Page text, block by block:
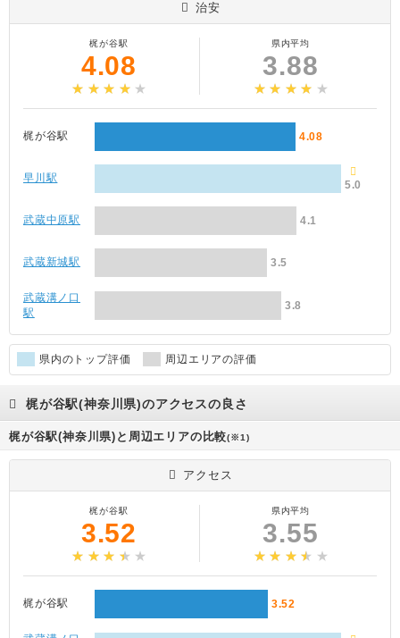
治安
梶が谷駅
4.08
県内平均
3.88
梶が谷駅 4.08
早川駅
5.0
武蔵中原駅 4.1
武蔵新城駅 3.5
武蔵溝ノ口
駅
3.8
県内のトップ評価 周辺エリアの評価
梶が谷駅(神奈川県)のアクセスの良さ
梶が谷駅(神奈川県)と周辺エリアの比較(※1)
アクセス
梶が谷駅
3.52
県内平均
3.55
梶が谷駅 3.52